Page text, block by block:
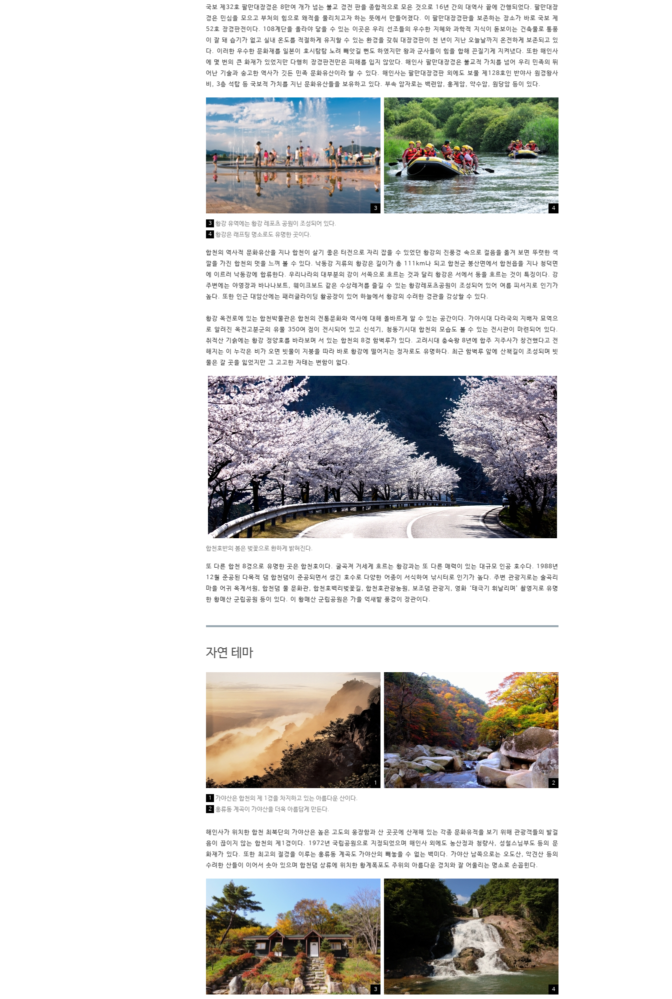
국보 제32호 팔만대장경은 8만여 개가 넘는 불교 경전 판을 종합적으로 모은 것으로 16년 간의 대역사 끝에 간행되었다. 팔만대장
경은 민심을 모으고 부처의 힘으로 왜적을 물리치고자 하는 뜻에서 만들어졌다. 이 팔만대장경판을 보존하는 장소가 바로 국보 제
52호 장경판전이다. 108계단을 올라야 닿을 수 있는 이곳은 우리 선조들의 우수한 지혜와 과학적 지식이 돋보이는 건축물로 통풍
이 잘 돼 습기가 없고 실내 온도를 적절하게 유지할 수 있는 환경을 갖춰 대장경판이 천 년이 지난 오늘날까지 온전하게 보존되고 있
다. 이러한 우수한 문화재를 일본이 호시탐탐 노려 빼 앗길 뻔도 하였지만 왕과 군사들이 힘을 합해 끈질기게 지켜냈다. 또한 해인사
에 몇 번의 큰 화재가 있었지만 다행히 장경판전만은 피해를 입지 않았다. 해인사 팔만대장경은 불교적 가치를 넘어 우리 민족의 뛰
어난 기술과 숭고한 역사가 깃든 민족 문화유산이라 할 수 있다. 해인사는 팔만대장경판 외에도 보물 제128호인 반야사 원경왕사
비, 3층 석탑 등 국보적 가치를 지닌 문화유산들을 보유하고 있다. 부속 암자로는 백련암, 홍제암, 약수암, 원당암 등이 있다.
3 4
3 황강 유역에는 황강 레포츠 공원이 조성되어 있다.
4 황강은 래프팅 명소로도 유명한 곳이다.
합천의 역사적 문화유산을 지나 합천이 살기 좋은 터전으로 자리 잡을 수 있었던 황강의 진풍경 속으로 걸음을 옮겨 보면 뚜렷한 색
깔을 가진 합천의 멋을 느껴 볼 수 있다. 낙동강 지류의 황강은 길이가 총 111km나 되고 합천군 봉산면에서 합천읍을 지나 청덕면
에 이르러 낙동강에 합류한다. 우리나라의 대부분의 강이 서쪽으로 흐르는 것과 달리 황강은 서에서 동을 흐르는 것이 특징이다. 강
주변에는 야영장과 바나나보트, 웨이크보드 같은 수상레저를 즐길 수 있는 황강레포츠공원이 조성되어 있어 여름 피서지로 인기가
높다. 또한 인근 대암산에는 패러글라이딩 활공장이 있어 하늘에서 황강의 수려한 경관을 감상할 수 있다.
황강 옥전로에 있는 합천박물관은 합천의 전통문화와 역사에 대해 올바르게 알 수 있는 공간이다. 가야시대 다라국의 지배자 묘역으
로 알려진 옥전고분군의 유물 350여 점이 전시되어 있고 신석기, 청동기시대 합천의 모습도 볼 수 있는 전시관이 마련되어 있다.
취적산 기슭에는 황강 정양호를 바라보며 서 있는 합천의 8경 함벽루가 있다. 고려시대 충숙왕 8년에 합주 지주사가 창건했다고 전
해지는 이 누각은 비가 오면 빗물이 지붕을 따라 바로 황강에 떨어지는 정자로도 유명하다. 최근 함벽루 앞에 산책길이 조성되며 빗
물은 갈 곳을 잃었지만 그 고고한 자태는 변함이 없다.
합천호반의 봄은 벚꽃으로 환하게 밝혀진다.
또 다른 합천 8경으로 유명한 곳은 합천호이다. 굴곡져 거세게 흐르는 황강과는 또 다른 매력이 있는 대규모 인공 호수다. 1988년
12월 준공된 다목적 댐 합천댐이 준공되면서 생긴 호수로 다양한 어종이 서식하여 낚시터로 인기가 높다. 주변 관광지로는 술곡리
마을 어귀 옥계서원, 합천댐 물 문화관, 합천호백리벚꽃길, 합천호관광농원, 보조댐 관광지, 영화 ‘태극기 휘날리며’ 촬영지로 유명
한 황매산 군립공원 등이 있다. 이 황매산 군립공원은 가을 억새밭 풍경이 장관이다.
자연 테마
1 2
1 가야산은 합천의 제 1경을 차지하고 있는 아름다운 산이다.
2 홍류동 계곡이 가야산을 더욱 아름답게 만든다.
해인사가 위치한 합천 최북단의 가야산은 높은 고도의 웅장함과 산 곳곳에 산재해 있는 각종 문화유적을 보기 위해 관광객들의 발걸
음이 끊이지 않는 합천의 제1경이다. 1972년 국립공원으로 지정되었으며 해인사 외에도 농산정과 청량사, 성철스님부도 등의 문
화재가 있다.또한 최고의 절경을 이루는 홍류동 계곡도 가야산의 빼놓을 수 없는 백미다. 가야산 남쪽으로는 오도산, 악견산 등의
수려한 산들이 이어서 솟아 있으며 합천댐 상류에 위치한 황계폭포도 주위의 아름다운 경치와 잘 어울리는 명소로 손꼽힌다.
3 4